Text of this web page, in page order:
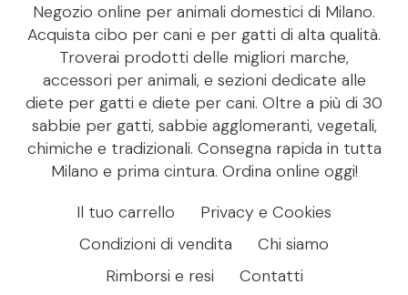
Negozio online per animali domestici di Milano.
Acquista cibo per cani e per gatti di alta qualità.
Troverai prodotti delle migliori marche,
accessori per animali, e sezioni dedicate alle
diete per gatti e diete per cani. Oltre a più di 30
sabbie per gatti, sabbie agglomeranti, vegetali,
chimiche e tradizionali. Consegna rapida in tutta
Milano e prima cintura. Ordina online oggi!
Il tuo carrello
Privacy e Cookies
Condizioni di vendita
Chi siamo
Rimborsi e resi
Contatti